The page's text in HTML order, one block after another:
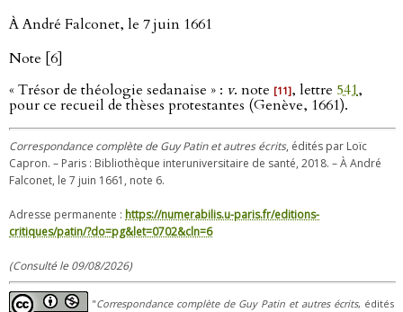
À André Falconet, le 7 juin 1661
Note [6]
« Trésor de théologie sedanaise » : v. note [11], lettre 541,
pour ce recueil de thèses protestantes (Genève, 1661).
Correspondance complète de Guy Patin et autres écrits, édités par Loïc
Capron. – Paris : Bibliothèque interuniversitaire de santé, 2018. – À André
Falconet, le 7 juin 1661, note 6.
Adresse permanente : https://numerabilis.u-paris.fr/editions-
critiques/patin/?do=pg&let=0702&cln=6
(Consulté le 09/08/2026)
"Correspondance complète de Guy Patin et autres écrits, édités